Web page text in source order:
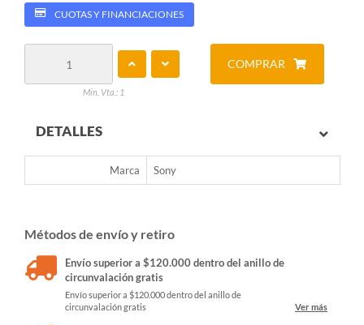
CUOTAS Y FINANCIACIONES
Min. Vta.: 1
COMPRAR
DETALLES
Marca Sony
Métodos de envío y retiro
Envío superior a $120.000 dentro del anillo de
circunvalación gratis
Envío superior a $120.000 dentro del anillo de
circunvalación gratis
Ver más